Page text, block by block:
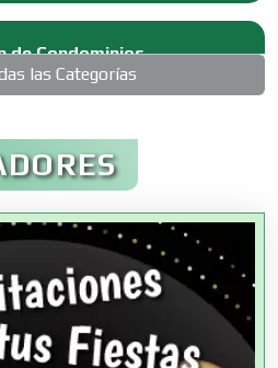
de Condominios
de Empresas
las Categorías